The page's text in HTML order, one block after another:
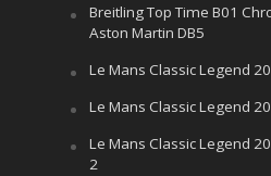
Breitling Top Time B01
Aston Martin DB5
Le Mans Classic Legend
Le Mans Classic Legend
Le Mans Classic Legend
2